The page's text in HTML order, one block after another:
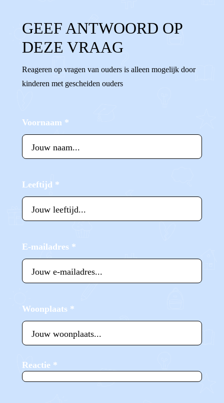
GEEF ANTWOORD OP
DEZE VRAAG
Reageren op vragen van ouders is alleen mogelijk door
kinderen met gescheiden ouders
Voornaam *
Leeftijd *
E-mailadres *
Woonplaats *
Reactie *